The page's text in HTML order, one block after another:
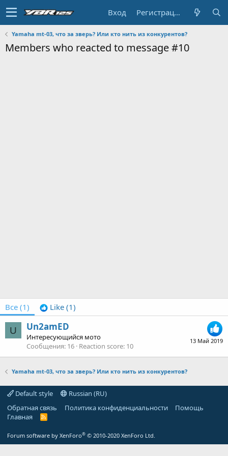
Вход Регистрация
Yamaha mt-03, что за зверь? Или кто нить из конкурентов?
Members who reacted to message #10
Все (1) Like (1)
U
13 Май 2019
Un2amED
Интересующийся мото
Сообщения 16 Reaction score 10
Yamaha mt-03, что за зверь? Или кто нить из конкурентов?
Default style
Russian (RU)
Обратная связь
Политика конфиденциальности
Помощь
Главная
R
Forum software by XenForo® © 2010-2020 XenForo Ltd.